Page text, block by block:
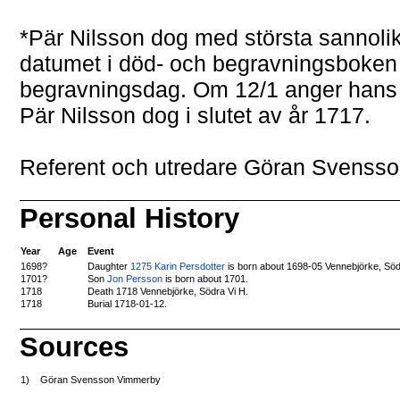
*Pär Nilsson dog med största
datumet i död- och
begravningsdag. Om 12/1 anger
Pär Nilsson dog i slutet av år 1717.
Referent och utredare Göran
Personal History
Year Age
Event
1698?
Daughter 1275 Karin Persdotter is born about 1698-05 Vennebjörke,
1701?
SonJon Persson is born about 1701.
1718
Death 1718 Vennebjörke, Södra Vi H.
1718
Burial 1718-01-12.
Sources
1) Göran Svensson Vimmerby